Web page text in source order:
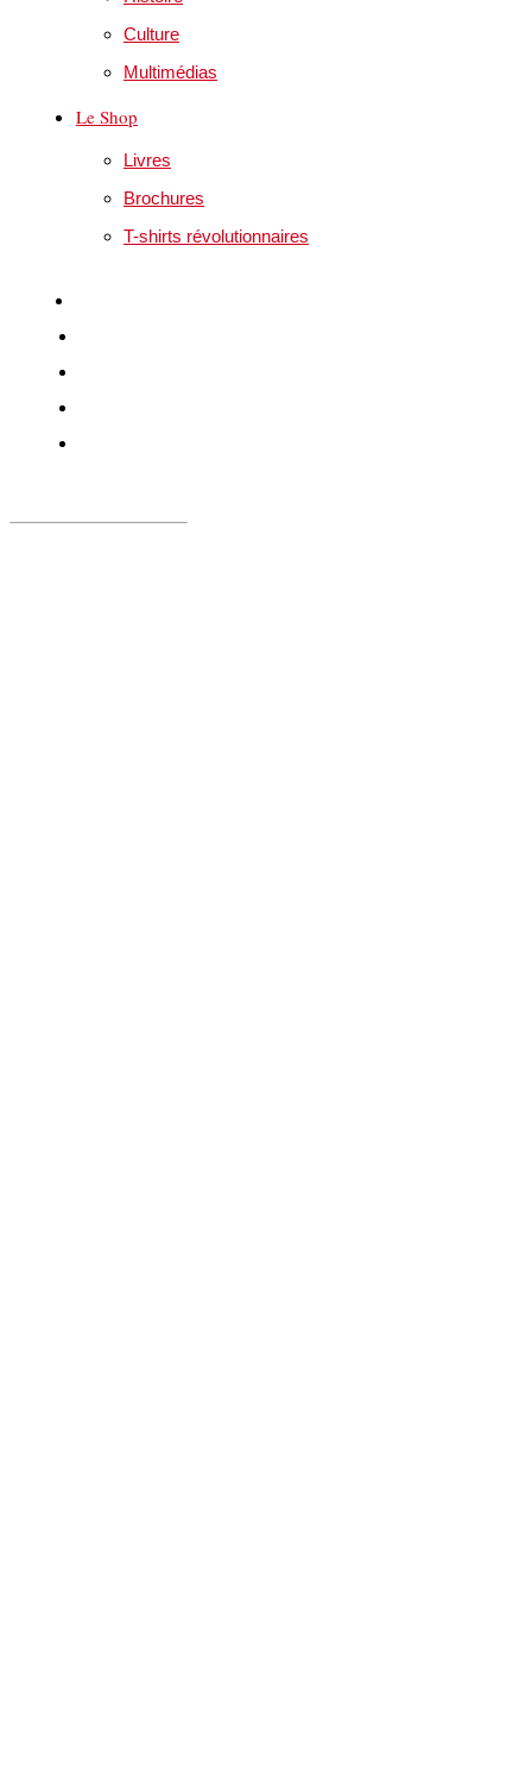
Culture
Multimédias
Le Shop
Livres
Brochures
T-shirts révolutionnaires